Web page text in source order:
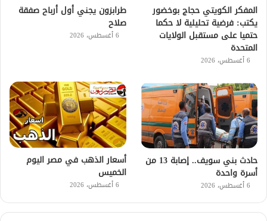
المفكر الكويتي حجاج بوخضور
يكتب: فرضية تحليلية لا حكما
حتميا على مستقبل الولايات
المتحدة
6 أغسطس، 2026
طرابزون يجني أول أرباح صفقة
صلاح
6 أغسطس، 2026
حادث بني سويف.. إصابة 13 من
أسرة واحدة
6 أغسطس، 2026
أسعار الذهب في مصر اليوم
الخميس
6 أغسطس، 2026